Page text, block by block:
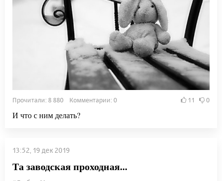
Прочитали: 8 880 Комментарии: 0 11 0
И что с ним делать?
13:52, 19 дек 2019
Та заводская проходная...